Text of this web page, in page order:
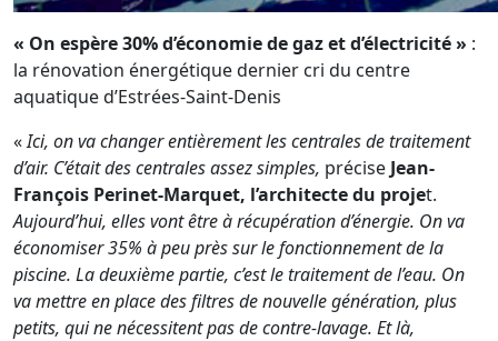
« On espère 30% d’économie de gaz et d’électricité » :
la rénovation énergétique dernier cri du centre
aquatique d’Estrées-Saint-Denis
«Ici, on va changer entièrement les centrales de traitement
d’air. C’était des centrales assez simples, précise Jean-
François Perinet-Marquet, l’architecte du projet.
Aujourd’hui, elles vont être à récupération d’énergie. On va
économiser 35% à peu près sur le fonctionnement de la
piscine. La deuxième partie, c’est le traitement de l’eau. On
va mettre en place des filtres de nouvelle génération, plus
petits, qui ne nécessitent pas de contre-lavage. Et là,